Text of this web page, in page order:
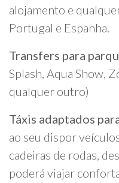
alojamento e
Portugal e Espanha.
Transfers para
Splash, Aqua Show,
qualquer outro)
Táxis adaptados
ao seu dispor
cadeiras de rodas,
poderá viajar